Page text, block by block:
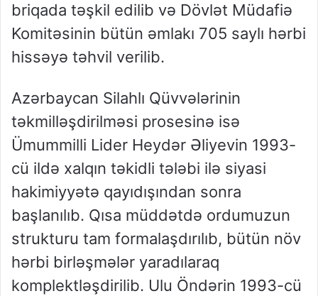
briqada təşkil edilib və Dövlət Müdafiə
Komitəsinin bütün əmlakı 705 saylı hərbi
hissəyə təhvil verilib.
Azərbaycan Silahlı Qüvvələrinin
təkmilləşdirilməsi prosesinə isə
Ümummilli Lider Heydər Əliyevin 1993-
cü ildə xalqın təkidli tələbi ilə siyasi
hakimiyyətə qayıdışından sonra
başlanılıb. Qısa müddətdə ordumuzun
strukturu tam formalaşdırılıb, bütün növ
hərbi birləşmələr yaradılaraq
komplektləşdirilib. Ulu Öndərin 1993-cü